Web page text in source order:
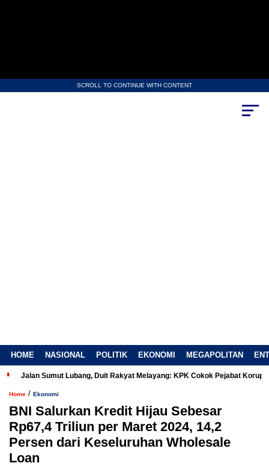
SCROLL TO CONTINUE WITH CONTENT
HOME NASIONAL POLITIK EKONOMI MEGAPOLITAN
Jalan Sumut Lubang, Duit Rakyat Melayang: KPK Cokok Pejabat Korup
Home / Ekonomi
BNI Salurkan Kredit Hijau Sebesar
Rp67,4 Triliun per Maret 2024, 14,2
Persen dari Keseluruhan Wholesale
Loan